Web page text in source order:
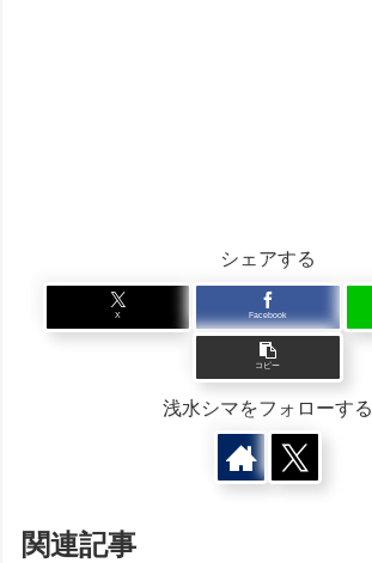
シェアする
X Facebook
コピー
浅水シマをフォローする
関連記事